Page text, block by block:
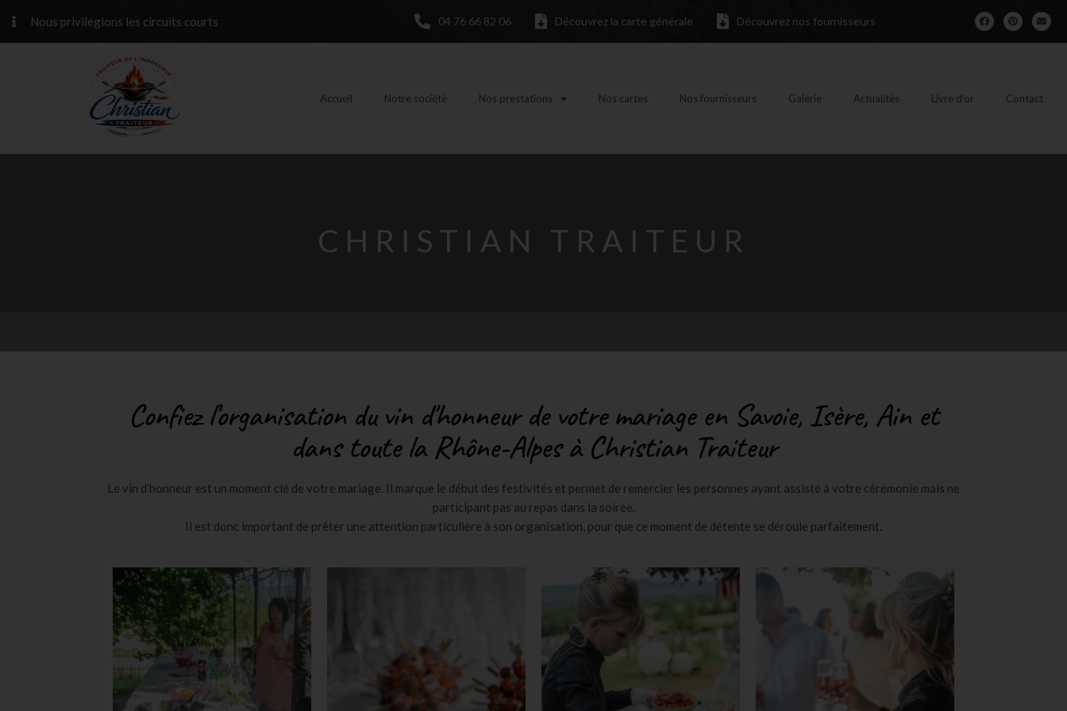
Nous privilégions les circuits courts 04 76 66 82 06 Découvrez la carte générale Découvrez nos fournisseurs
Accueil Notre société Nos prestations Nos cartes Nos fournisseurs Galerie Actualités Livre d’or Contact
CHRISTIAN TRAITEUR
Confiez l’organisation du vin d'honneur de votre mariage en Savoie, Isère, Ain et
dans toute la Rhône-Alpes à Christian Traiteur
Le vin d’honneur est un moment clé de votre mariage. Il marque le début des festivités et permet de remercier les personnes ayant assisté à votre cérémonie mais ne
participant pas au repas dans la soirée.
Il est donc important de prêter une attention particulière à son organisation, pour que ce moment de détente se déroule parfaitement.